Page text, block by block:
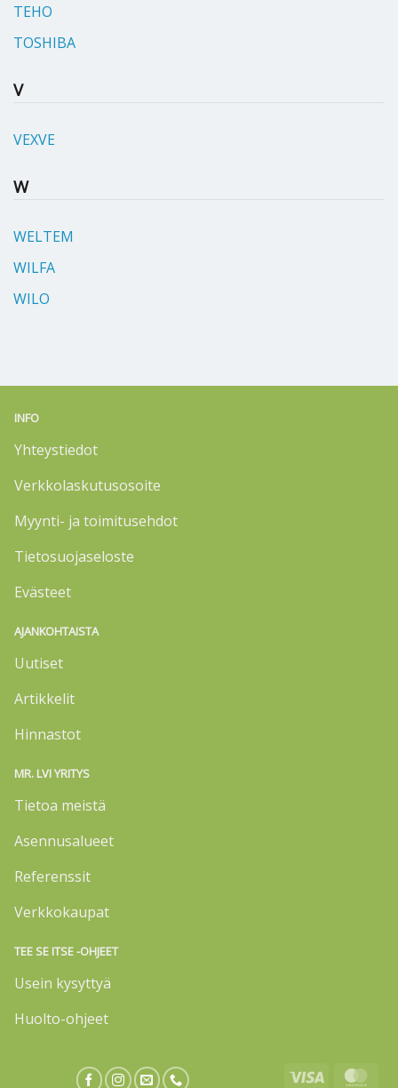
TEHO
TOSHIBA
V
VEXVE
W
WELTEM
WILFA
WILO
INFO
Yhteystiedot
Verkkolaskutusosoite
Myynti- ja toimitusehdot
Tietosuojaseloste
Evästeet
AJANKOHTAISTA
Uutiset
Artikkelit
Hinnastot
MR. LVI YRITYS
Tietoa meistä
Asennusalueet
Referenssit
Verkkokaupat
TEE SE ITSE -OHJEET
Usein kysyttyä
Huolto-ohjeet
Visa